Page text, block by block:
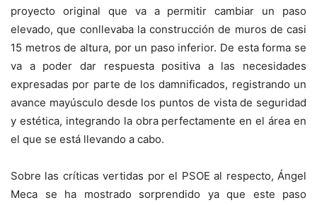
proyecto original que va a permitir cambiar un paso
elevado, que conllevaba la construcción de muros de casi
15 metros de altura, por un paso inferior. De esta forma se
va a poder dar respuesta positiva a las necesidades
expresadas por parte de los damnificados, registrando un
avance mayúsculo desde los puntos de vista de seguridad
y estética, integrando la obra perfectamente en el área en
el que se está llevando a cabo.
Sobre las críticas vertidas por el PSOE al respecto, Ángel
Meca se ha mostrado sorprendido ya que este paso